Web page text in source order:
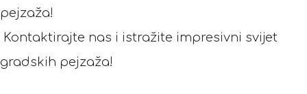
pejzaža!
Kontaktirajte nas i istražite impresivni svijet
gradskih pejzaža!